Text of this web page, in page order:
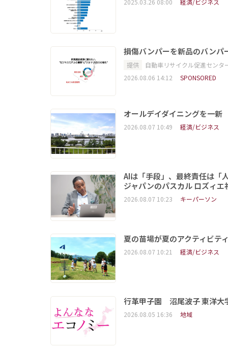
損傷バンパーを新品のバン
提供
自動車リサイクル促進センタ
2026.08.06 14:12
SPONSORED
オールデイダイニングを一
2026.08.07 10:49 経済/ビジネス
AIは「手段」、最終責任は
ジャパンのパスカル ロズィエ
2026.08.07 10:23 キーパーソン
夏の苗場が夏のアクティビ
2026.08.07 10:21 経済/ビジネス
行革甲子園 沼尾波子 東洋
2026.08.05 16:36 地域